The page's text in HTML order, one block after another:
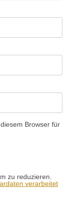
Browser für
zu reduzieren.
verarbeitet